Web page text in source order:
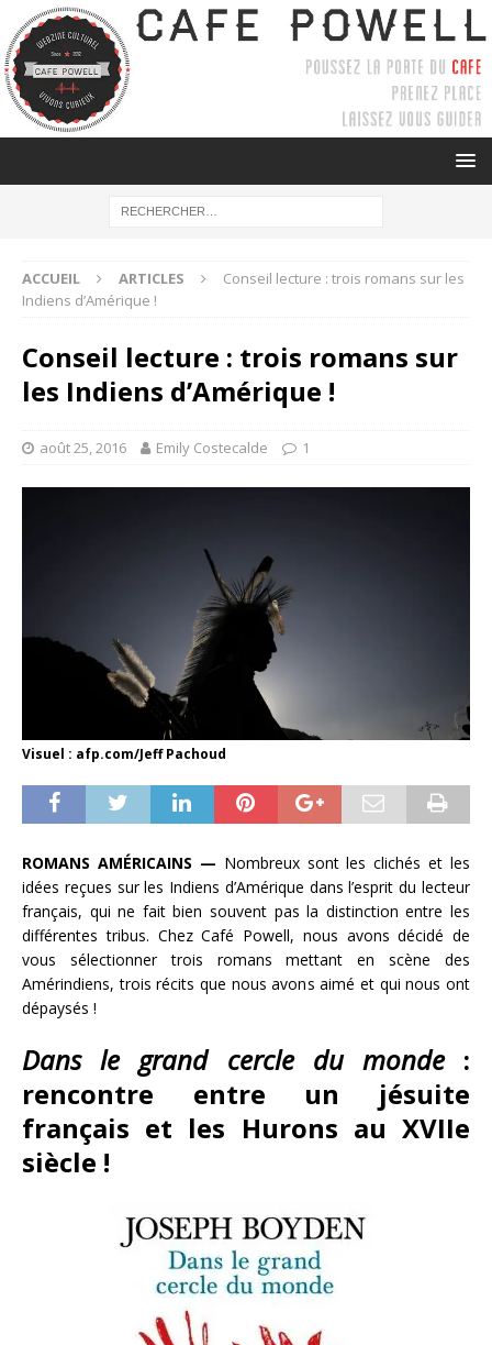
ACCUEIL ARTICLES
Conseil lecture : trois romans sur les
Indiens d’Amérique !
Conseil lecture : trois romans sur
les Indiens d’Amérique !
août 25, 2016 Emily Costecalde 1
Visuel : afp.com/Jeff Pachoud
ROMANS AMÉRICAINS — Nombreux sont les clichés et les
idées reçues sur les Indiens d’Amérique dans l’esprit du lecteur
français, qui ne fait bien souvent pas la distinction entre les
différentes tribus. Chez Café Powell, nous avons décidé de
vous sélectionner trois romans mettant en scène des
Amérindiens, trois récits que nous avons aimé et qui nous ont
dépaysés !
Dans le grand cercle du monde:
rencontre entre un jésuite
français et les Hurons au XVIIe
siècle !